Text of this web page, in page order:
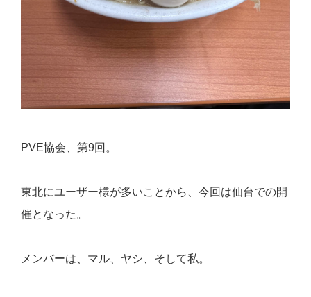
PVE協会、第9回。
東北にユーザー様が多いことから、今回は仙台での開
催となった。
メンバーは、マル、ヤシ、そして私。